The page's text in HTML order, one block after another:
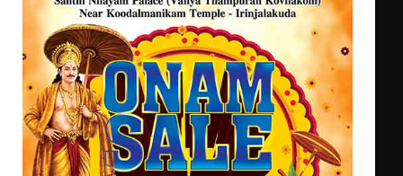
കോമേഴ്സ് എക്സ്പോയുമായി എസ്
എൻ ഹയർ സെക്കൻഡറി
വിദ്യാർത്ഥികൾ
സർഗ്ഗസാഹിതി- കവിതാസംഗമം 2026
കവിതാ ചർച്ച കാട്ടൂർ, ടി. കെ.
ബാലൻ ഹാളിൽ 16ന്